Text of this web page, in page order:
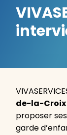
de-la-Croix
proposer ses
garde